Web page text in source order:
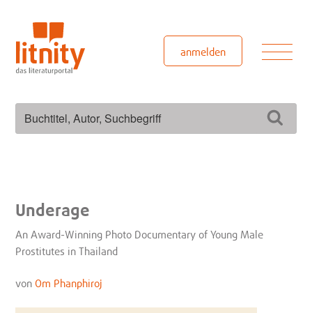
springen
anmelden
Underage
An Award-Winning Photo Documentary of Young Male
Prostitutes in Thailand
vonOm Phanphiroj